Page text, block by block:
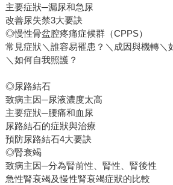
主要症狀─漏尿和急尿
改善尿失禁3大要訣
◎慢性骨盆腔疼痛症候群（CPPS）
常見症狀＼誰容易罹患？＼成因與機轉＼
＼如何自我照護？
◎尿路結石
致病主因─尿液濃度太高
主要症狀─腰痛和血尿
尿路結石的症狀與治療
預防尿路結石4大要訣
◎腎衰竭
致病主因─分為腎前性、腎性、腎後性
急性腎衰竭及慢性腎衰竭症狀的比較